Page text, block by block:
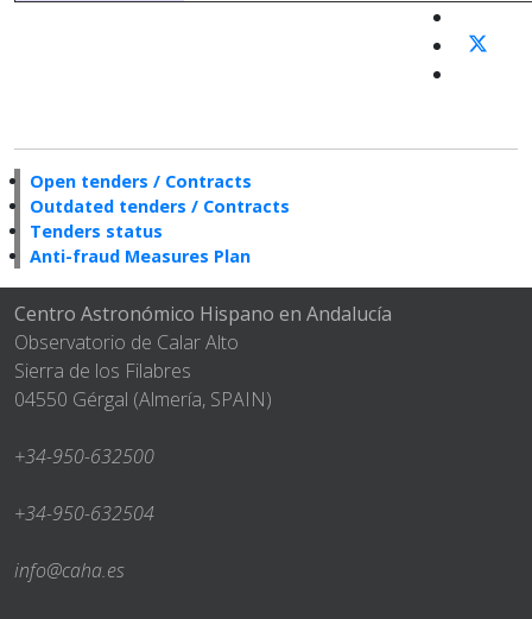
Open tenders / Contracts
Outdated tenders / Contracts
Tenders status
Anti-fraud Measures Plan
Centro Astronómico Hispano en Andalucía
Observatorio de Calar Alto
Sierra de los Filabres
04550 Gérgal (Almería, SPAIN)
+34-950-632500
+34-950-632504
info@caha.es